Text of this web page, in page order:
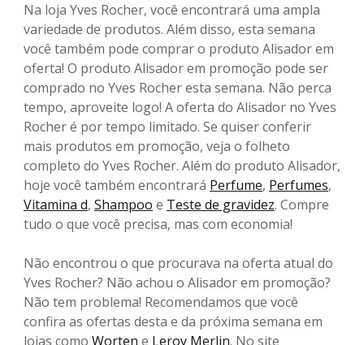
Na loja Yves Rocher, você encontrará uma ampla
variedade de produtos. Além disso, esta semana
você também pode comprar o produto Alisador em
oferta! O produto Alisador em promoção pode ser
comprado no Yves Rocher esta semana. Não perca
tempo, aproveite logo! A oferta do Alisador no Yves
Rocher é por tempo limitado. Se quiser conferir
mais produtos em promoção, veja o folheto
completo do Yves Rocher. Além do produto Alisador,
hoje você também encontrará Perfume, Perfumes,
Vitamina d, Shampoo e Teste de gravidez. Compre
tudo o que você precisa, mas com economia!
Não encontrou o que procurava na oferta atual do
Yves Rocher? Não achou o Alisador em promoção?
Não tem problema! Recomendamos que você
confira as ofertas desta e da próxima semana em
lojas como Worten e Leroy Merlin. No site